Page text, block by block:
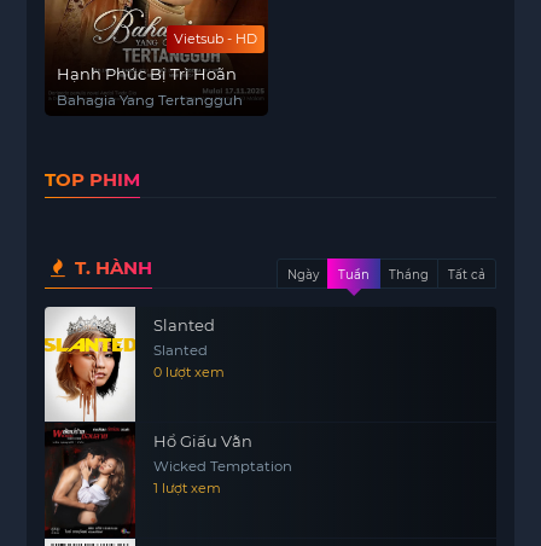
Vietsub - HD
Hạnh Phúc Bị Trì Hoãn
Bahagia Yang Tertangguh
TOP PHIM
T. HÀNH Ngày Tuần Tháng Tất cả
Slanted
Slanted
0 lượt xem
Hổ Giấu Vằn
Wicked Temptation
1 lượt xem